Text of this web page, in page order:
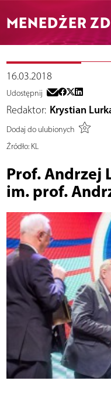
MENEDŻER
16.03.2018
Udostępnij
Redaktor: Krystian
Dodaj do ulubionych
Źródło:KL
Prof. Andrzej
im. prof.